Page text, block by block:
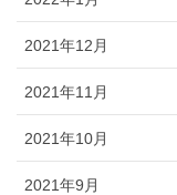
2021年12月
2021年11月
2021年10月
2021年9月